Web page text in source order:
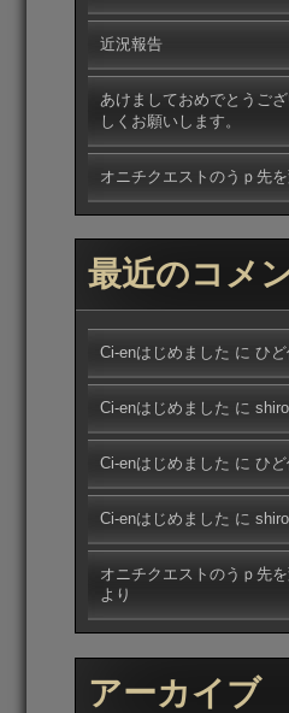
近況報告
あけましておめでとうご
しくお願いします。
オニチクエストのうｐ先
最近のコメ
Ci-enはじめました に ひ
Ci-enはじめました に shiro
Ci-enはじめました に ひ
Ci-enはじめました に shiro
オニチクエストのうｐ先
より
アーカイブ